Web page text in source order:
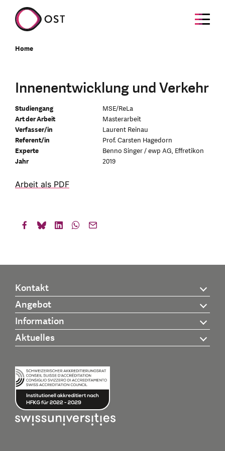
Home
Innenentwicklung und Verkehr
Studiengang
MSE/ReLa
Art der Arbeit
Masterarbeit
Verfasser/in
Laurent Reinau
Referent/in
Prof. Carsten Hagedorn
Experte
Benno Singer / ewp AG, Effretikon
Jahr
2019
Arbeit als PDF
Kontakt
Angebot
Information
Aktuelles